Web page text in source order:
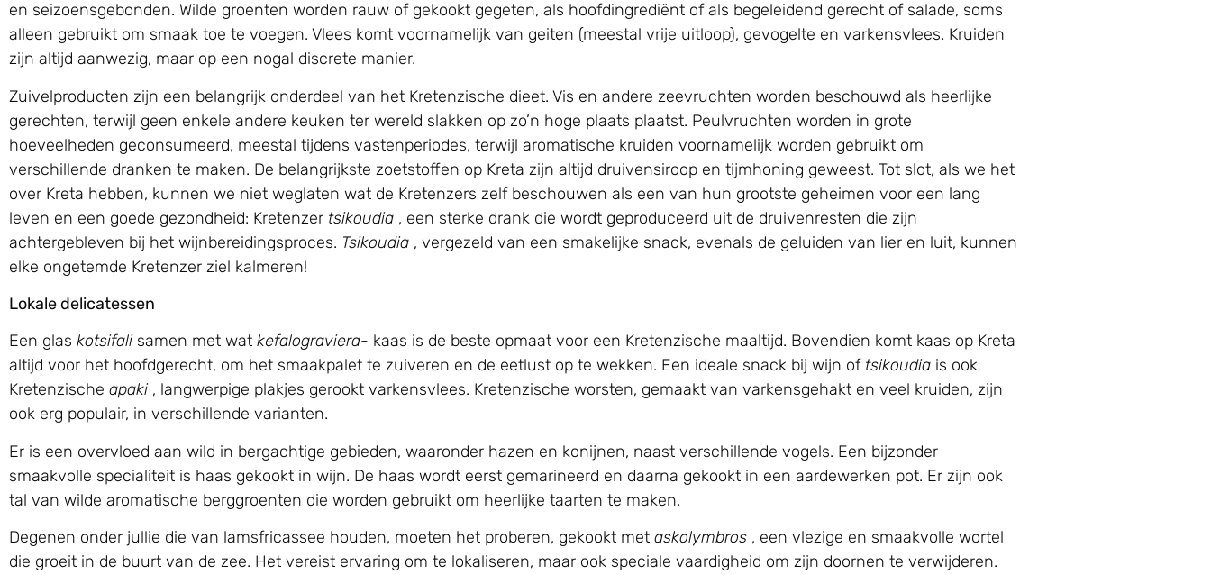
en seizoensgebonden. Wilde groenten worden rauw of gekookt gegeten, als hoofdingrediënt of als begeleidend gerecht of salade, soms
alleen gebruikt om smaak toe te voegen. Vlees komt voornamelijk van geiten (meestal vrije uitloop), gevogelte en varkensvlees. Kruiden
zijn altijd aanwezig, maar op een nogal discrete manier.
Zuivelproducten zijn een belangrijk onderdeel van het Kretenzische dieet. Vis en andere zeevruchten worden beschouwd als heerlijke
gerechten, terwijl geen enkele andere keuken ter wereld slakken op zo’n hoge plaats plaatst. Peulvruchten worden in grote
hoeveelheden geconsumeerd, meestal tijdens vastenperiodes, terwijl aromatische kruiden voornamelijk worden gebruikt om
verschillende dranken te maken. De belangrijkste zoetstoffen op Kreta zijn altijd druivensiroop en tijmhoning geweest. Tot slot, als we het
over Kreta hebben, kunnen we niet weglaten wat de Kretenzers zelf beschouwen als een van hun grootste geheimen voor een lang
leven en een goede gezondheid: Kretenzer tsikoudia , een sterke drank die wordt geproduceerd uit de druivenresten die zijn
achtergebleven bij het wijnbereidingsproces. Tsikoudia , vergezeld van een smakelijke snack, evenals de geluiden van lier en luit, kunnen
elke ongetemde Kretenzer ziel kalmeren!
Lokale delicatessen
Een glas kotsifalisamen met wat kefalograviera- kaas is de beste opmaat voor een Kretenzische maaltijd. Bovendien komt kaas op Kreta
altijd voor het hoofdgerecht, om het smaakpalet te zuiveren en de eetlust op te wekken. Een ideale snack bij wijn of tsikoudia is ook
Kretenzische apaki, langwerpige plakjes gerookt varkensvlees. Kretenzische worsten, gemaakt van varkensgehakt en veel kruiden, zijn
ook erg populair, in verschillende varianten.
Er is een overvloed aan wild in bergachtige gebieden, waaronder hazen en konijnen, naast verschillende vogels. Een bijzonder
smaakvolle specialiteit is haas gekookt in wijn. De haas wordt eerst gemarineerd en daarna gekookt in een aardewerken pot. Er zijn ook
tal van wilde aromatische berggroenten die worden gebruikt om heerlijke taarten te maken.
Degenen onder jullie die van lamsfricassee houden, moeten het proberen, gekookt met askolymbros , een vlezige en smaakvolle wortel
die groeit in de buurt van de zee. Het vereist ervaring om te lokaliseren, maar ook speciale vaardigheid om zijn doornen te verwijderen.